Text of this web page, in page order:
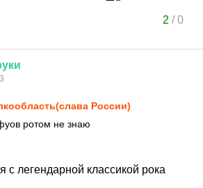
2 /0
России)
ротом не знаю
с легендарной классикой рока